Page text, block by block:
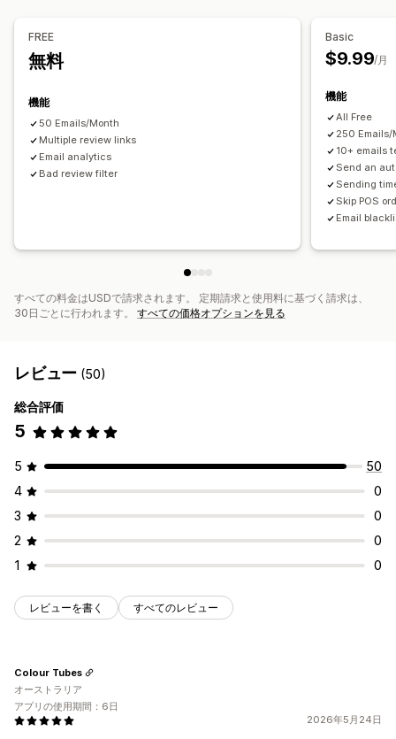
分析
エンゲージメント追跡
FREE
無料
機能
50 Emails/Month
Multiple review links
Email analytics
Bad review filter
Basic
$9.99/月
機能
All Free
250 Emails/
10+ emails
Send an
Sending
Skip POS
Email
すべての料金はUSDで請求されます。 定期請求と使用料に基づく請求は、
30日ごとに行われます。 すべての価格オプションを見る
レビュー (50)
総合評価
5
5
50
4
0
3
0
2
0
1
0
レビューを書く すべてのレビュー
2026年5月24日
Colour Tubes
オーストラリア
アプリの使用期間：6日